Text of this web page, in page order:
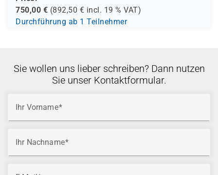
750,00 € (892,50 € incl. 19 % VAT)
Durchführung ab 1 Teilnehmer
Sie wollen uns lieber schreiben? Dann nutzen
Sie unser Kontaktformular.
Ihr Vorname
Ihr Nachname